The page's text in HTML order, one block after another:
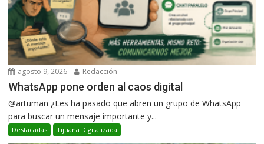
agosto 9, 2026 Redacción
WhatsApp pone orden al caos digital
@artuman ¿Les ha pasado que abren un grupo de WhatsApp
para buscar un mensaje importante y...
Destacadas Tijuana Digitalizada